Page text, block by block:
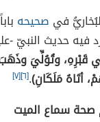
في صحيحه
فيه حديث النبيّ -
قَبْرِهِ، وتُوُلِّيَ
أتَاهُ مَلَكَانِ).[٦] [٧]
صحة سماع الميت